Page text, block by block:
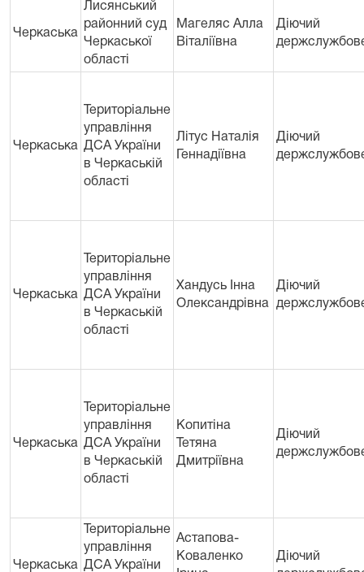
Черкаська
Лисянський
районний суд
Черкаської
області
Магеляс Алла
Віталіївна
Діючий
Черкаська
Територіальне
управління
ДСА України
в Черкаській
областi
Літус Наталія
Геннадіївна
Діючий
Черкаська
Територіальне
управління
ДСА України
в Черкаській
областi
Хандусь Інна
Олександрівна
Діючий
Черкаська
Територіальне
управління
ДСА України
в Черкаській
областi
Копитіна
Тетяна
Дмитріївна
Діючий
Черкаська
Територіальне
управління
ДСА України
Астапова-
Коваленко
Діючий